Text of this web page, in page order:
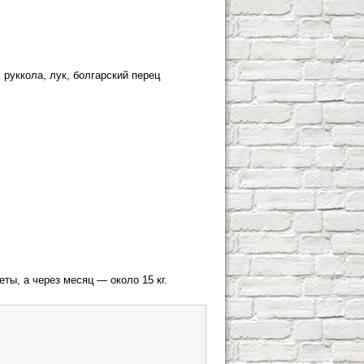
лук, болгарский перец
а через месяц — около 15 кг.